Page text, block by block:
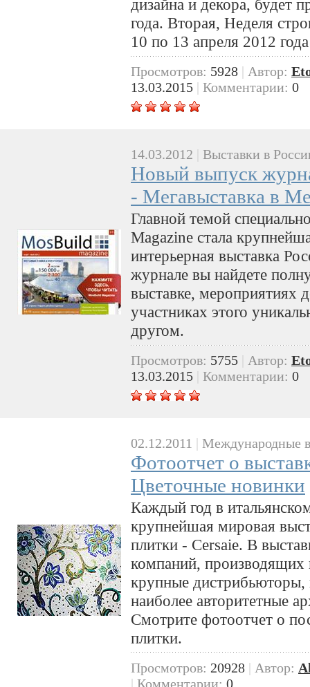
дизайна и декора, будет
года. Вторая, Неделя
10 по 13 апреля 2012 года
Просмотров: 5928 | Автор:
13.03.2015 | Комментарии: 0
14.03.2012 Выставки в
Новый выпуск
- Мегавыставка в
Главной темой
Magazine стала
интерьерная выставка
журнале вы найдете
выставке, мероприятиях
участниках этого
другом.
Просмотров: 5755 Автор:
13.03.2015
Комментарии: 0
02.12.2011 | Международные
Фотоотчет о
Цветочные новинки
Каждый год в
крупнейшая мировая
плитки - Cersaie. В
компаний, производящих
крупные дистрибьюторы,
наиболее авторитетные
Смотрите фотоотчет о
плитки.
Просмотров: 20928 | Автор:
| Комментарии: 0